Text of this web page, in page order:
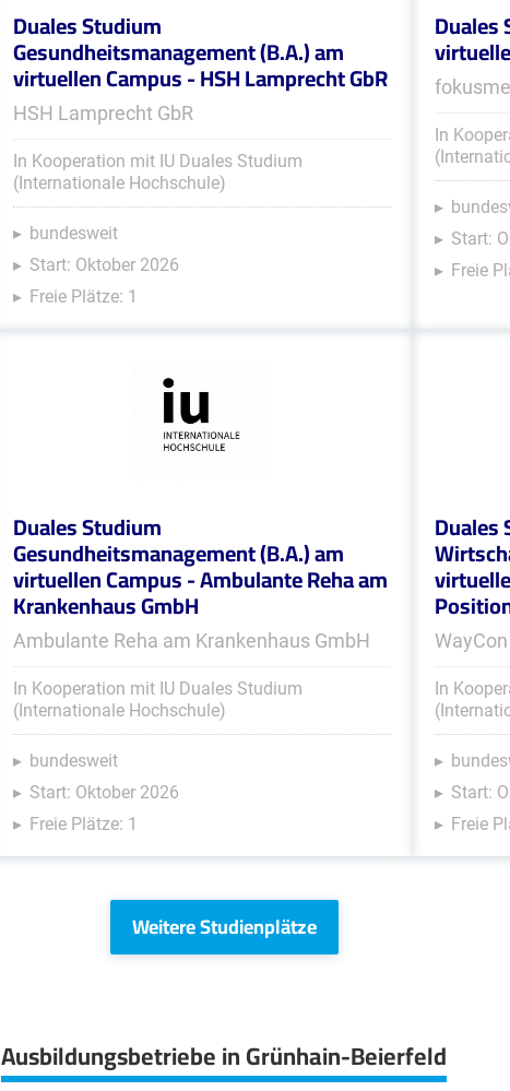
Duales Studium
Gesundheitsmanagement (B.A.) am
virtuellen Campus - HSH Lamprecht GbR
HSH Lamprecht GbR
In Kooperation mit IU Duales Studium
(Internationale Hochschule)
bundesweit
Start: Oktober 2026
Freie Plätze: 1
Duales
In
Start:
Freie
Duales Studium
Gesundheitsmanagement (B.A.) am
virtuellen Campus - Ambulante Reha am
Krankenhaus GmbH
Ambulante Reha am Krankenhaus GmbH
In Kooperation mit IU Duales Studium
(Internationale Hochschule)
bundesweit
Start: Oktober 2026
Freie Plätze: 1
Duales
In
Start:
Freie
Weitere Studienplätze
Ausbildungsbetriebe in Grünhain-Beierfeld